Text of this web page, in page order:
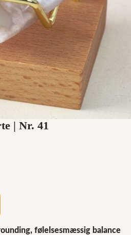
| Nr. 41
følelsesmæssig balance